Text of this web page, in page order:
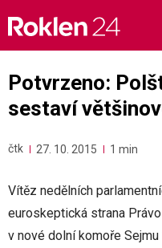
content
Potvrzeno:
sestaví
čtk 27. 10. 2015 1 min
Vítěz nedělních
euroskeptická strana
v nové dolní komoře